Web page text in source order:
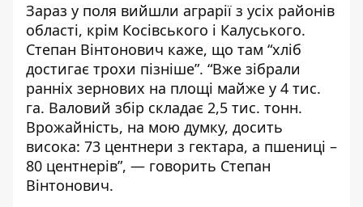
Зараз у поля вийшли аграрії з усіх районів
області, крім Косівського і Калуського.
Степан Вінтонович каже, що там “хліб
достигає трохи пізніше”. “Вже зібрали
ранніх зернових на площі майже у 4 тис.
га. Валовий збір складає 2,5 тис. тонн.
Врожайність, на мою думку, досить
висока: 73 центнери з гектара, а пшениці –
80 центнерів”, — говорить Степан
Вінтонович.